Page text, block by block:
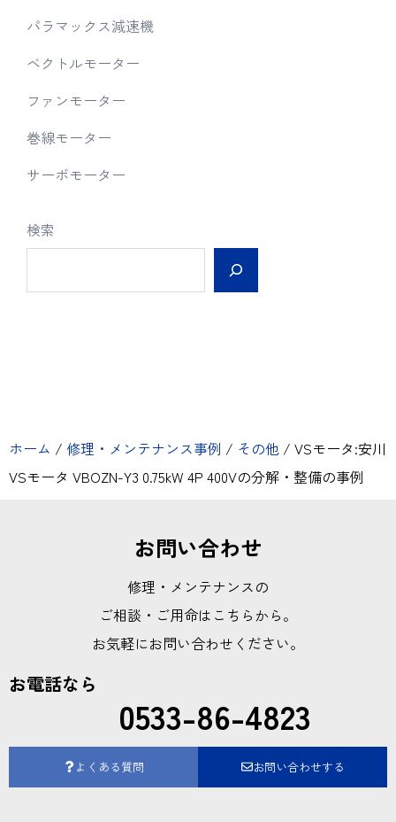
パラマックス減速機
ベクトルモーター
ファンモーター
巻線モーター
サーボモーター
検索
ホーム / 修理・メンテナンス事例 / その他 / VSモータ:安川
VSモータ VBOZN-Y3 0.75kW 4P 400Vの分解・整備の事例
お問い合わせ
修理・メンテナンスの
ご相談・ご用命はこちらから。
お気軽にお問い合わせください。
お電話なら
0533-86-4823
よくある質問 お問い合わせする